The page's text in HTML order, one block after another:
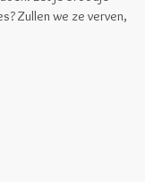
Zullen we ze verven,